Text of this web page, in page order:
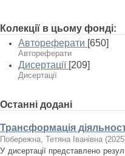
Колекції в цьому фонді:
Автореферати [650]
Автореферати
Дисертації [209]
Дисертації
Останні додані
Трансформація
Побережна, Тетяна Іванівна (2025
У дисертації представлено